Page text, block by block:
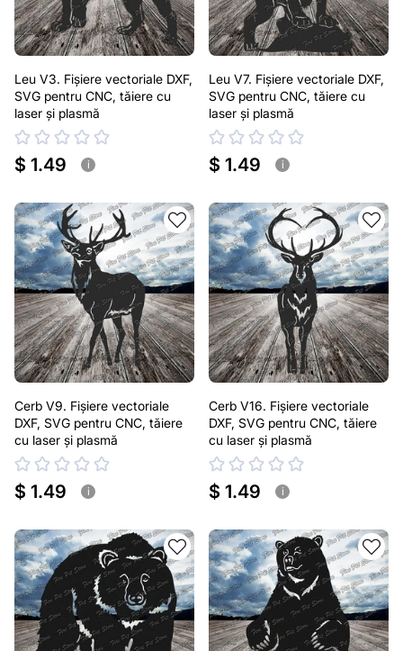
Leu V3. Fișiere vectoriale DXF,
SVG pentru CNC, tăiere cu
laser și plasmă
$ 1.49 i
Leu V7. Fișiere vectoriale DXF,
SVG pentru CNC, tăiere cu
laser și plasmă
$ 1.49 i
Cerb V9. Fișiere vectoriale
DXF, SVG pentru CNC, tăiere
cu laser și plasmă
$ 1.49 i
Cerb V16. Fișiere vectoriale
DXF, SVG pentru CNC, tăiere
cu laser și plasmă
$ 1.49 i